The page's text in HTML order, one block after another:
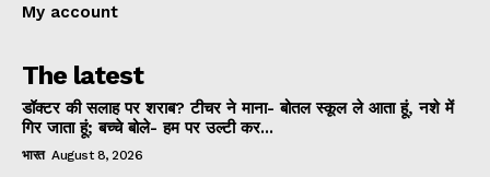
My account
The latest
डॉक्टर की सलाह पर शराब? टीचर ने माना- बोतल स्कूल ले आता हूं, नशे में
गिर जाता हूं; बच्चे बोले- हम पर उल्टी कर...
भारत August 8, 2026